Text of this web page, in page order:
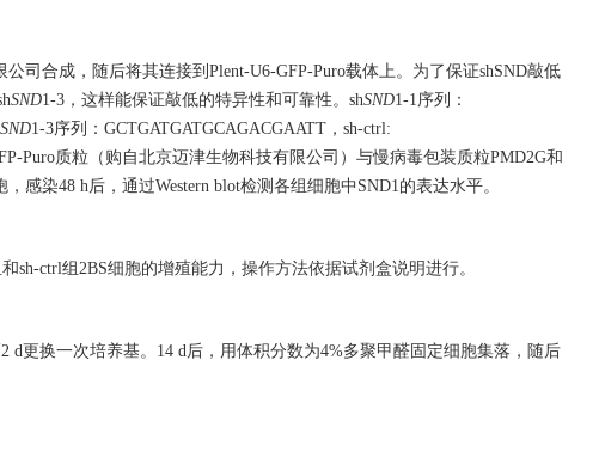
司合成，随后将其连接到Plent-U6-GFP-Puro载体上。为了保证shSND敲低
SND1-3，这样能保证敲低的特异性和可靠性。shSND1-1序列：
SND1-3序列：GCTGATGATGCAGACGAATT，sh-ctrl:
Puro质粒（购自北京迈津生物科技有限公司）与慢病毒包装质粒PMD2G和
感染48 h后，通过Western blot检测各组细胞中SND1的表达水平。
和sh-ctrl组2BS细胞的增殖能力，操作方法依据试剂盒说明进行。
更换一次培养基。14 d后，用体积分数为4%多聚甲醛固定细胞集落，随后